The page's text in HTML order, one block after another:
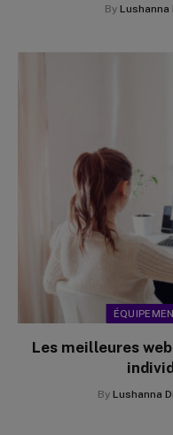
By Lushanna
Les meilleures
By Lushanna